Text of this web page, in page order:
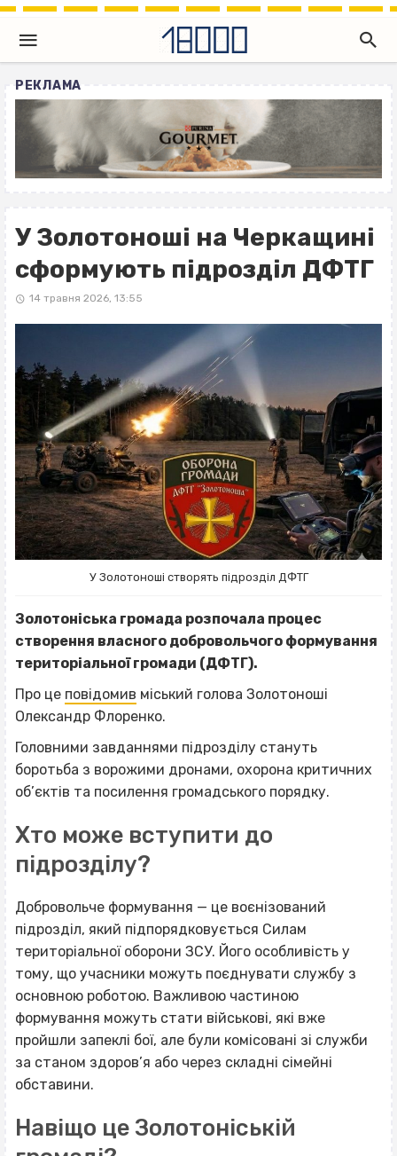
РЕКЛАМА
У Золотоноші на Черкащині
сформують підрозділ ДФТГ
14 травня 2026, 13:55
У Золотоноші створять підрозділ ДФТГ
Золотоніська громада розпочала процес
створення власного добровольчого формування
територіальної громади (ДФТГ).
Про це повідомив міський голова Золотоноші
Олександр Флоренко.
Головними завданнями підрозділу стануть
боротьба з ворожими дронами, охорона критичних
об’єктів та посилення громадського порядку.
Хто може вступити до
підрозділу?
Добровольче формування — це воєнізований
підрозділ, який підпорядковується Силам
територіальної оборони ЗСУ. Його особливість у
тому, що учасники можуть поєднувати службу з
основною роботою. Важливою частиною
формування можуть стати військові, які вже
пройшли запеклі бої, але були комісовані зі служби
за станом здоров’я або через складні сімейні
обставини.
Навіщо це Золотоніській